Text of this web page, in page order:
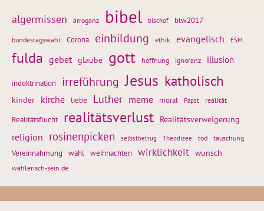
algermissen arroganz bibel bischof btw2017
bundestagswahl Corona einbildung ethik evangelisch FSM
fulda gebet glaube gott hoffnung ignoranz illusion
indoktrination irreführung Jesus katholisch
kinder kirche liebe Luther meme moral Papst realität
Realitätsflucht realitätsverlust Realitätsverweigerung
religion rosinenpicken selbstbetrug Theodizee tod täuschung
Vereinnahmung wahl weihnachten wirklichkeit wunsch
wählerisch-sein.de